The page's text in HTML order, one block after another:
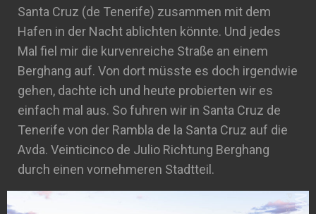
Santa Cruz (de Tenerife) zusammen mit dem
Hafen in der Nacht ablichten könnte. Und jedes
Mal fiel mir die kurvenreiche Straße an einem
Berghang auf. Von dort müsste es doch irgendwie
gehen, dachte ich und heute probierten wir es
einfach mal aus. So fuhren wir in Santa Cruz de
Tenerife von der Rambla de la Santa Cruz auf die
Avda. Veinticinco de Julio Richtung Berghang
durch einen vornehmeren Stadtteil.